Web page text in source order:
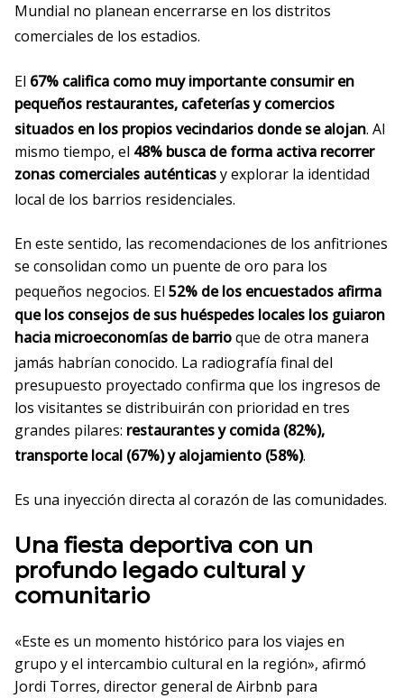
Mundial no planean encerrarse en los distritos
comerciales de los estadios.
El 67% califica como muy importante consumir en
pequeños restaurantes, cafeterías y comercios
situados en los propios vecindarios donde se alojan. Al
mismo tiempo, el 48% busca de forma activa recorrer
zonas comerciales auténticasy explorar la identidad
local de los barrios residenciales.
En este sentido, las recomendaciones de los anfitriones
se consolidan como un puente de oro para los
pequeños negocios. El 52% de los encuestados afirma
que los consejos de sus huéspedes locales los guiaron
hacia microeconomías de barrioque de otra manera
jamás habrían conocido. La radiografía final del
presupuesto proyectado confirma que los ingresos de
los visitantes se distribuirán con prioridad en tres
grandes pilares: restaurantes y comida (82%),
transporte local (67%) y alojamiento (58%).
Es una inyección directa al corazón de las comunidades.
Una fiesta deportiva con un
profundo legado cultural y
comunitario
«Este es un momento histórico para los viajes en
grupo y el intercambio cultural en la región», afirmó
Jordi Torres, director general de Airbnb para